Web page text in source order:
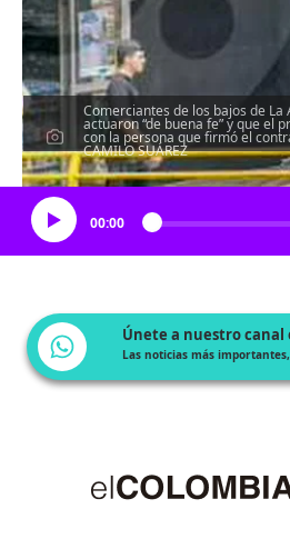
Comerciantes de los bajos de
actuaron “de buena fe” y que el
con la persona que firmó el
CAMILO SUÁREZ
Escucha el
00:00
Únete a nuestro canal
Las noticias más